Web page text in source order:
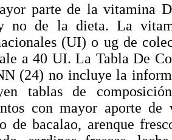
parte de la vitamina
no de la dieta. La
(UI) o ug de
a 40 UI. La Tabla De
(24) no incluye la
tablas de
con mayor aporte
de bacalao, arenque